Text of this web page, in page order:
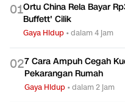
01Ortu China Rela Bayar
Buffett' Cilik
Gaya Hidup •dalam 4 jam
027 Cara Ampuh Cegah
Pekarangan Rumah
Gaya Hidup •dalam 2 jam